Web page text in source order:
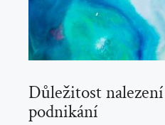
Důležitost
podnikání